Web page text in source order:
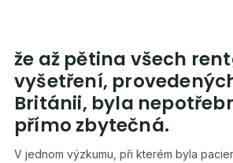
že až pětina všech
vyšetření,
Británii, byla
přímo zbytečná.
V jednom výzkumu, při kterém byla